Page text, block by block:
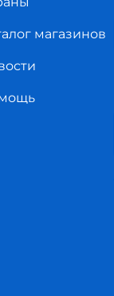
магазинов